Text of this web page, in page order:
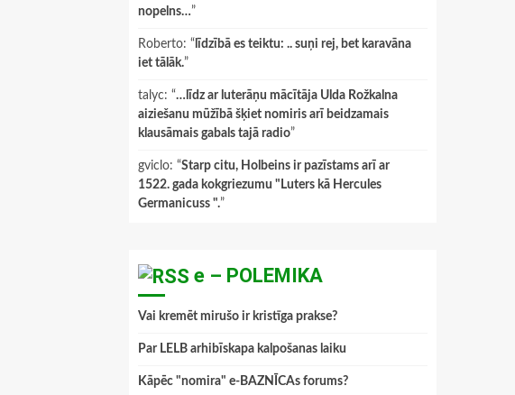
nopelns…”
Roberto: “ līdzībā es teiktu: .. suņi rej, bet karavāna
iet tālāk.”
talyc: “…līdz ar luterāņu mācītāja Ulda Rožkalna
aiziešanu mūžībā šķiet nomiris arī beidzamais
klausāmais gabals tajā radio”
gviclo: “Starp citu, Holbeins ir pazīstams arī ar
1522. gada kokgriezumu "Luters kā Hercules
Germanicuss ".”
e – POLEMIKA
Vai kremēt mirušo ir kristīga prakse?
Par LELB arhibīskapa kalpošanas laiku
Kāpēc "nomira" e-BAZNĪCAs forums?